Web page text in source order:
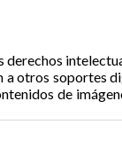
a otros soportes
de